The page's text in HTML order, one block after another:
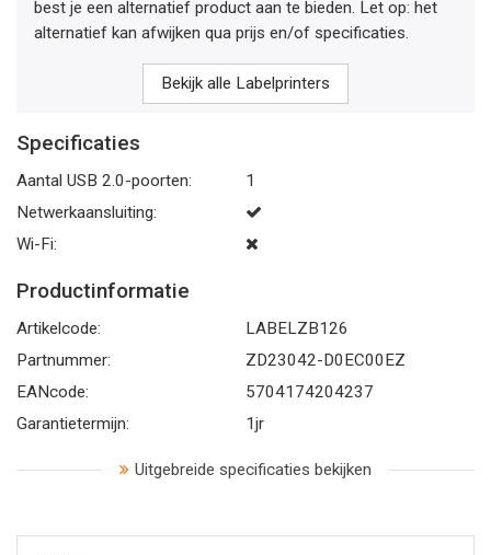
best je een alternatief product aan te bieden. Let op: het
alternatief kan afwijken qua prijs en/of specificaties.
Bekijk alle Labelprinters
Specificaties
Aantal USB 2.0-poorten:
1
Netwerkaansluiting:
Wi-Fi:
Productinformatie
Artikelcode:
LABELZB126
Partnummer:
ZD23042-D0EC00EZ
EANcode:
5704174204237
Garantietermijn:
1jr
Uitgebreide specificaties bekijken